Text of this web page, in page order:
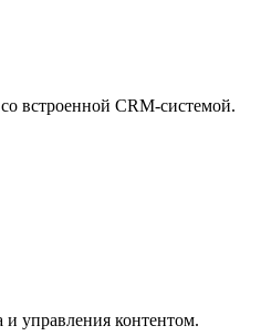
встроенной CRM-системой.
и управления контентом.